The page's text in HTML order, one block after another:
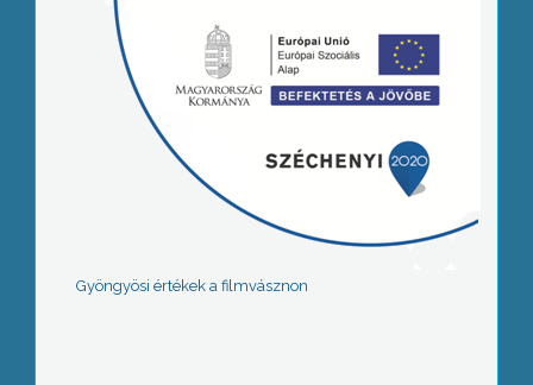
Gyöngyösi értékek a filmvásznon